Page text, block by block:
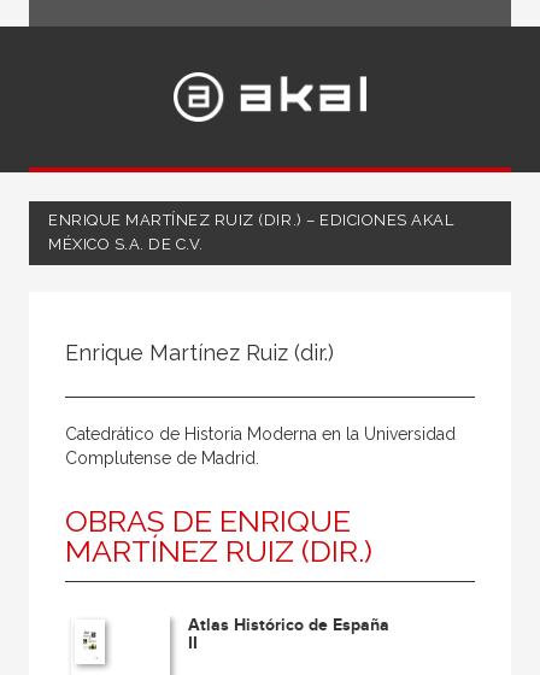
ENRIQUE MARTÍNEZ RUIZ (DIR.) – EDICIONES AKAL
MÉXICO S.A. DE C.V.
Ilustrador
Traductor
Enrique Martínez Ruiz (dir.)
Catedrático de Historia Moderna en la Universidad
Complutense de Madrid.
OBRAS DE ENRIQUE
MARTÍNEZ RUIZ (DIR.)
Atlas Histórico de España
II